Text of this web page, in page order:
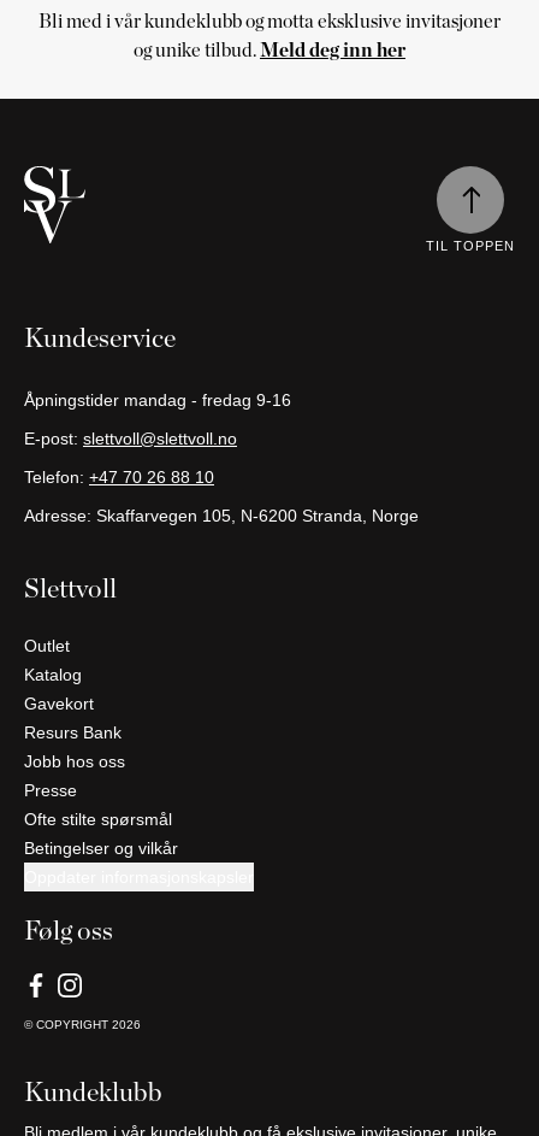
Handlekurv
Fortsett
å
handle
Bli med i vår kundeklubb og motta eksklusive invitasjoner
og unike tilbud.Meld deg inn her
Kundeservice
Åpningstider mandag - fredag 9-16
E-post: slettvoll@slettvoll.no
Telefon: +47 70 26 88 10
Adresse: Skaffarvegen 105, N-6200 Stranda, Norge
Slettvoll
Outlet
Katalog
Gavekort
Resurs Bank
Jobb hos oss
Presse
Ofte stilte spørsmål
Betingelser og vilkår
Følg oss
© COPYRIGHT 2026
Kundeklubb
TIL TOPPEN